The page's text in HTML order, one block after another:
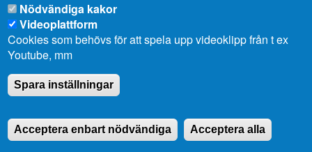
nämligen, fortsättningsvis att de som är bäst
lämpade att besluta sig för hur man vill sköta sin
barnomsorg, är just föräldrarna. För att vi skall
kunna ge dem den möjligheten att göra valet fullt
bara är möjligt. Att man kan göra ett reellt val på
Nödvändiga kakor
Videoplattform
Cookies som behövs för att spela upp videoklipp från t ex
Youtube, mm
Spara inställningar
Acceptera enbart nödvändiga Acceptera alla